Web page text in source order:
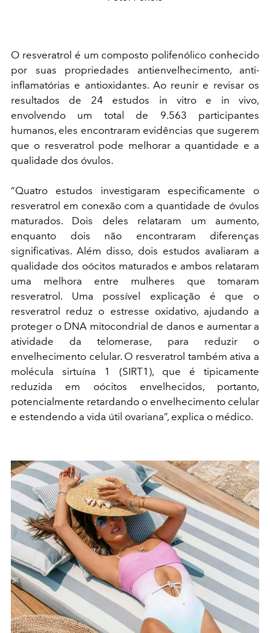
O resveratrol é um composto polifenólico conhecido
por suas propriedades antienvelhecimento, anti-
inflamatórias e antioxidantes. Ao reunir e revisar os
resultados de 24 estudos in vitro e in vivo,
envolvendo um total de 9.563 participantes
humanos, eles encontraram evidências que sugerem
que o resveratrol pode melhorar a quantidade e a
qualidade dos óvulos.
“Quatro estudos investigaram especificamente o
resveratrol em conexão com a quantidade de óvulos
maturados. Dois deles relataram um aumento,
enquanto dois não encontraram diferenças
significativas. Além disso, dois estudos avaliaram a
qualidade dos oócitos maturados e ambos relataram
uma melhora entre mulheres que tomaram
resveratrol. Uma possível explicação é que o
resveratrol reduz o estresse oxidativo, ajudando a
proteger o DNA mitocondrial de danos e aumentar a
atividade da telomerase, para reduzir o
envelhecimento celular. O resveratrol também ativa a
molécula sirtuína 1 (SIRT1), que é tipicamente
reduzida em oócitos envelhecidos, portanto,
potencialmente retardando o envelhecimento celular
e estendendo a vida útil ovariana”, explica o médico.